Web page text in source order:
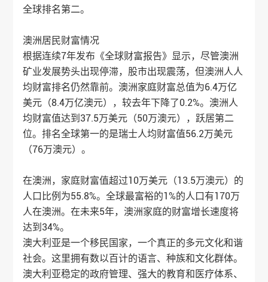
全球排名第二。
澳洲居民财富情况
根据连续7年发布《全球财富报告》显示，尽管澳洲
矿业发展势头出现停滞，股市出现震荡，但澳洲人人
均财富排名仍然靠前。澳洲家庭财富总值为6.4万亿
美元（8.4万亿澳元），较去年下降了0.2%。澳洲人
均财富值达到37.5万美元（50万澳元），跃居第二
位。排名全球第一的是瑞士人均财富值56.2万美元
（76万澳元）。
在澳洲，家庭财富值超过10万美元（13.5万澳元）的
人口比例为55.8%。全球最富裕的1%的人口有170万
人在澳洲。在未来5年，澳洲家庭的财富增长速度将
达到34%。
澳大利亚是一个移民国家，一个真正的多元文化和谐
社会。这里拥有数以百计的语言、种族和文化群体。
澳大利亚稳定的政府管理、强大的教育和医疗体系、